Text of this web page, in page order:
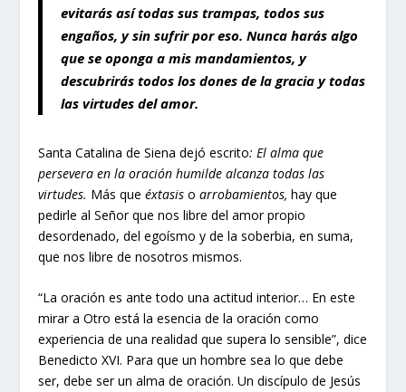
evitarás así todas sus trampas, todos sus
engaños, y sin sufrir por eso. Nunca harás algo
que se oponga a mis mandamientos, y
descubrirás todos los dones de la gracia y todas
las virtudes del amor.
Santa Catalina de Siena dejó escrito: El alma que
persevera en la oración humilde alcanza todas las
virtudes. Más queéxtasis oarrobamientos,hay que
pedirle al Señor que nos libre del amor propio
desordenado, del egoísmo y de la soberbia, en suma,
que nos libre de nosotros mismos.
“La oración es ante todo una actitud interior… En este
mirar a Otro está la esencia de la oración como
experiencia de una realidad que supera lo sensible”, dice
Benedicto XVI. Para que un hombre sea lo que debe
ser, debe ser un alma de oración. Un discípulo de Jesús